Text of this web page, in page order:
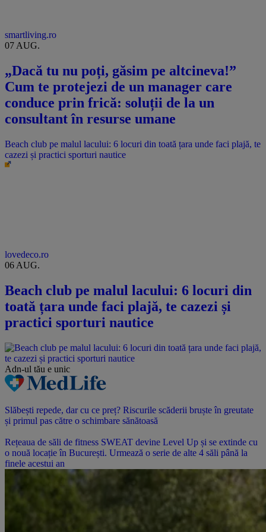
smartliving.ro
07 AUG.
„Dacă tu nu poți, găsim pe altcineva!”
Cum te protejezi de un manager care
conduce prin frică: soluții de la un
consultant în resurse umane
Beach club pe malul lacului: 6 locuri din toată țara unde faci plajă, te
cazezi și practici sporturi nautice
lovedeco.ro
06 AUG.
Beach club pe malul lacului: 6 locuri din
toată țara unde faci plajă, te cazezi și
practici sporturi nautice
Adn-ul tău e unic
Slăbești repede, dar cu ce preț? Riscurile scăderii bruște în greutate
și primul pas către o schimbare sănătoasă
Rețeaua de săli de fitness SWEAT devine Level Up și se extinde cu
o nouă locație în București. Urmează o serie de alte 4 săli până la
finele acestui an